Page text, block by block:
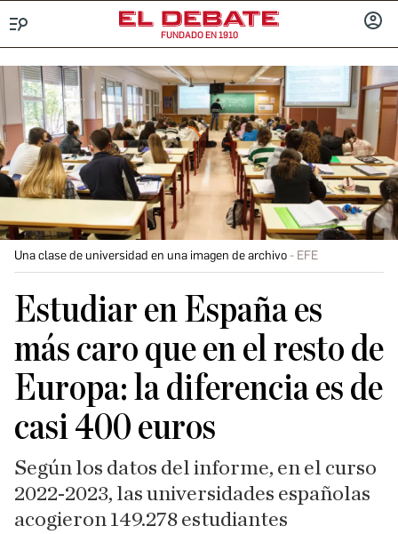
FUNDADO EN 1910
Una clase de universidad en una imagen de archivo EFE
Estudiar en España es
más caro que en el resto de
Europa: la diferencia es de
casi 400 euros
Según los datos del informe, en el curso
2022-2023, las universidades españolas
acogieron 149.278 estudiantes